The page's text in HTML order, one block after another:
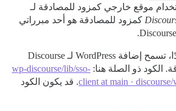
موقع خارجي كمزود للمصادقة لـ
كمزود للمصادقة هو أحد مبرراتي
في حال كان ذلك مفيدًا، تسمح إضافة WordPress لـ Discourse
الكود ذو الصلة هنا: wp-discourse/lib/sso-
client at main ·. قد يكون الكود